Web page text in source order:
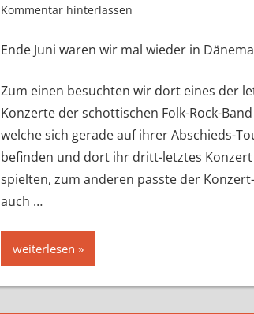
Kommentar hinterlassen
Ende Juni waren wir mal wieder in
Zum einen besuchten wir dort eines der
Konzerte der schottischen Folk-Rock-
welche sich gerade auf ihrer Abschieds-
befinden und dort ihr dritt-letztes Konzert
spielten, zum anderen passte der
auch …
weiterlesen